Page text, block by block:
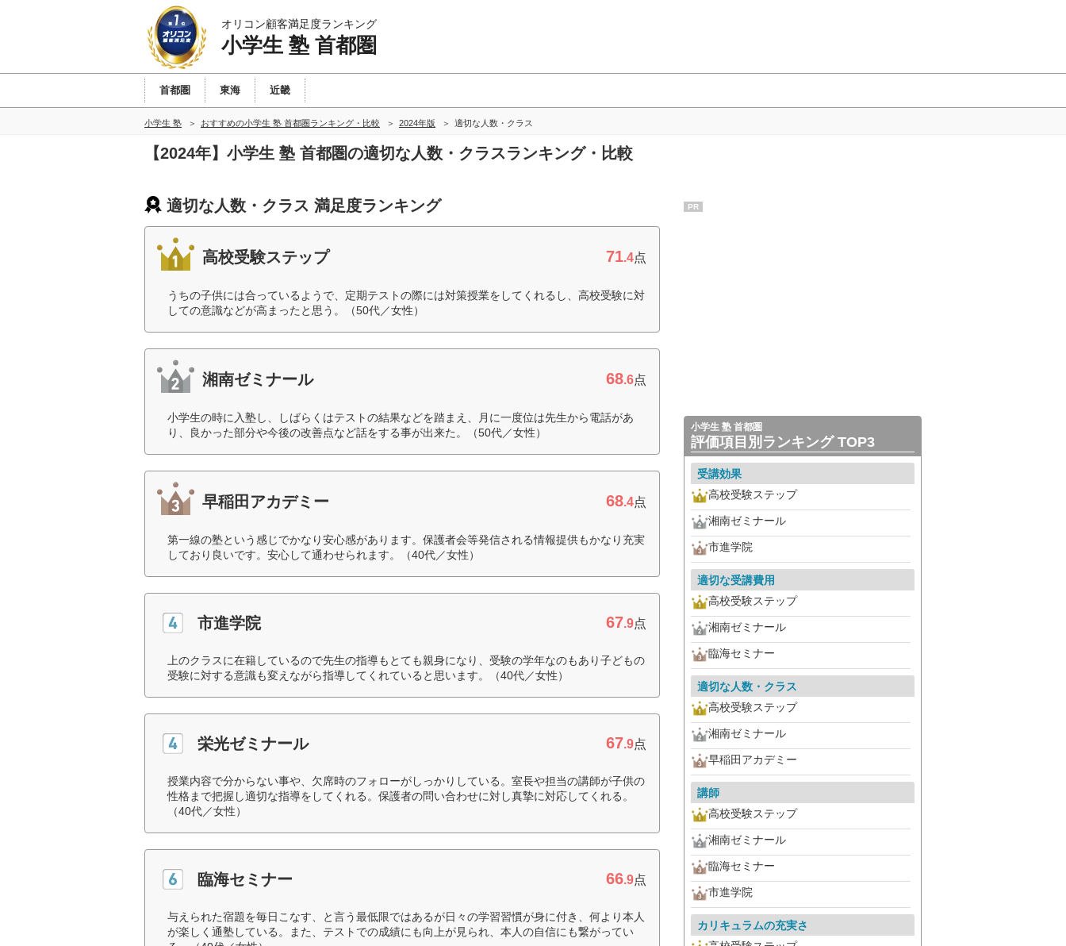
オリコン顧客満足度ランキング
小学生 塾 首都圏
首都圏 東海 近畿
小学生 塾 おすすめの小学生 塾 首都圏ランキング・比較 2024年版 適切な人数・クラス
【2024年】小学生 塾 首都圏の適切な人数・クラスランキング・比較
適切な人数・クラス 満足度ランキング
高校受験ステップ 71.4点
うちの子供には合っているようで、定期テストの際には対策授業をしてくれるし、高校受験に対
しての意識などが高まったと思う。（50代／女性）
湘南ゼミナール 68.6点
小学生の時に入塾し、しばらくはテストの結果などを踏まえ、月に一度位は先生から電話があ
り、良かった部分や今後の改善点など話をする事が出来た。（50代／女性）
早稲田アカデミー 68.4点
第一線の塾という感じでかなり安心感があります。保護者会等発信される情報提供もかなり充実
しており良いです。安心して通わせられます。（40代／女性）
市進学院 67.9点
上のクラスに在籍しているので先生の指導もとても親身になり、受験の学年なのもあり子どもの
受験に対する意識も変えながら指導してくれていると思います。（40代／女性）
栄光ゼミナール 67.9点
授業内容で分からない事や、欠席時のフォローがしっかりしている。室長や担当の講師が子供の
性格まで把握し適切な指導をしてくれる。保護者の問い合わせに対し真摯に対応してくれる。
（40代／女性）
臨海セミナー 66.9点
与えられた宿題を毎日こなす、と言う最低限ではあるが日々の学習習慣が身に付き、何より本人
が楽しく通塾している。また、テストでの成績にも向上が見られ、本人の自信にも繋がってい
PR
小学生 塾 首都圏
評価項目別ランキング TOP3
受講効果
高校受験ステップ
湘南ゼミナール
市進学院
適切な受講費用
高校受験ステップ
湘南ゼミナール
臨海セミナー
適切な人数・クラス
高校受験ステップ
湘南ゼミナール
早稲田アカデミー
講師
高校受験ステップ
湘南ゼミナール
臨海セミナー
市進学院
カリキュラムの充実さ